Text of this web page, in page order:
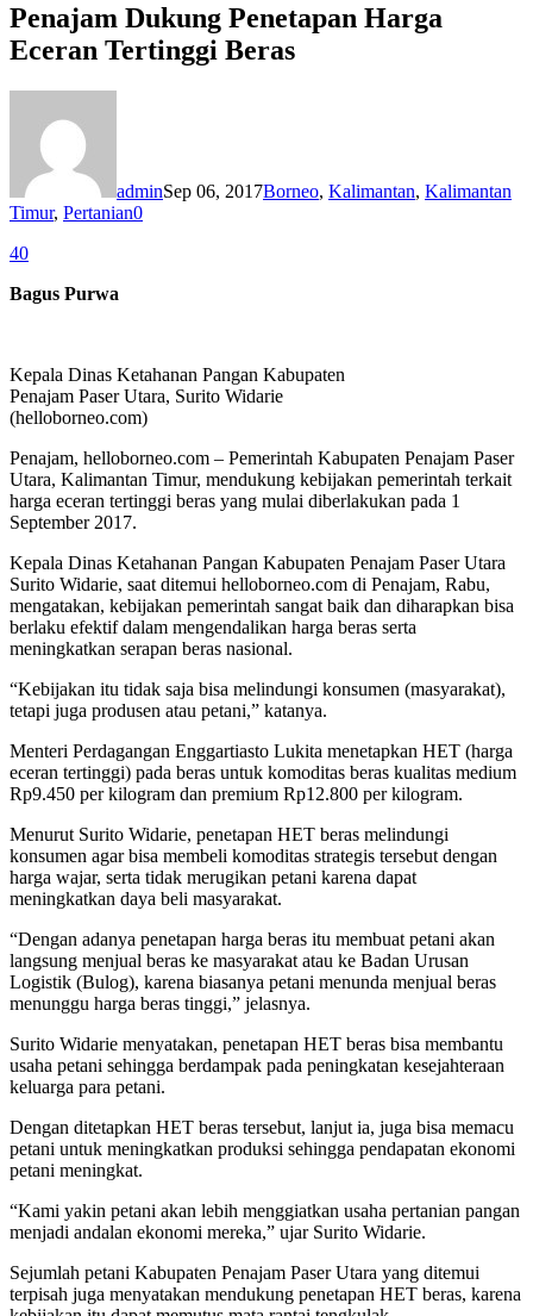
Penajam Dukung Penetapan Harga
Eceran Tertinggi Beras
adminSep 06, 2017Borneo, Kalimantan, Kalimantan
Timur, Pertanian0
40
Bagus Purwa
Kepala Dinas Ketahanan Pangan Kabupaten
Penajam Paser Utara, Surito Widarie
(helloborneo.com)
Penajam, helloborneo.com – Pemerintah Kabupaten Penajam Paser
Utara, Kalimantan Timur, mendukung kebijakan pemerintah terkait
harga eceran tertinggi beras yang mulai diberlakukan pada 1
September 2017.
Kepala Dinas Ketahanan Pangan Kabupaten Penajam Paser Utara
Surito Widarie, saat ditemui helloborneo.com di Penajam, Rabu,
mengatakan, kebijakan pemerintah sangat baik dan diharapkan bisa
berlaku efektif dalam mengendalikan harga beras serta
meningkatkan serapan beras nasional.
“Kebijakan itu tidak saja bisa melindungi konsumen (masyarakat),
tetapi juga produsen atau petani,” katanya.
Menteri Perdagangan Enggartiasto Lukita menetapkan HET (harga
eceran tertinggi) pada beras untuk komoditas beras kualitas medium
Rp9.450 per kilogram dan premium Rp12.800 per kilogram.
Menurut Surito Widarie, penetapan HET beras melindungi
konsumen agar bisa membeli komoditas strategis tersebut dengan
harga wajar, serta tidak merugikan petani karena dapat
meningkatkan daya beli masyarakat.
“Dengan adanya penetapan harga beras itu membuat petani akan
langsung menjual beras ke masyarakat atau ke Badan Urusan
Logistik (Bulog), karena biasanya petani menunda menjual beras
menunggu harga beras tinggi,” jelasnya.
Surito Widarie menyatakan, penetapan HET beras bisa membantu
usaha petani sehingga berdampak pada peningkatan kesejahteraan
keluarga para petani.
Dengan ditetapkan HET beras tersebut, lanjut ia, juga bisa memacu
petani untuk meningkatkan produksi sehingga pendapatan ekonomi
petani meningkat.
“Kami yakin petani akan lebih menggiatkan usaha pertanian pangan
menjadi andalan ekonomi mereka,” ujar Surito Widarie.
Sejumlah petani Kabupaten Penajam Paser Utara yang ditemui
terpisah juga menyatakan mendukung penetapan HET beras, karena